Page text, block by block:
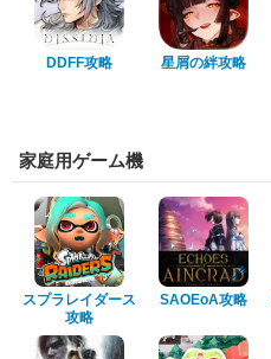
DDFF攻略 星屑の絆攻略
家庭用ゲーム機
スプラレイダース
攻略
SAOEoA攻略